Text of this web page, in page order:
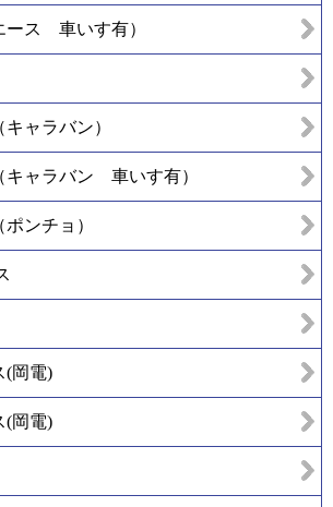
ース 車いす有）
ャラバン）
キャラバン 車いす有）
ンチョ）
(岡電)
(岡電)